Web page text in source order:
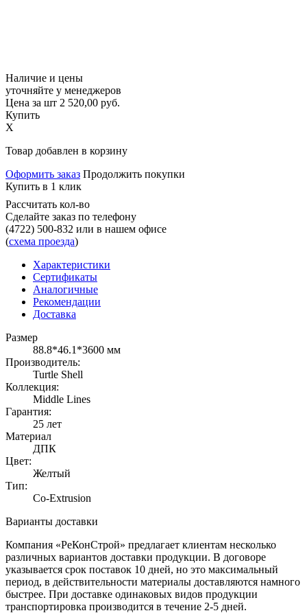
Наличие и цены
уточняйте у менеджеров
Цена за шт 2 520,00 руб.
Купить
X
Товар добавлен в корзину
Оформить заказ Продолжить покупки
Купить в 1 клик
Рассчитать кол-во
Сделайте заказ по телефону
(4722) 500-832 или в нашем офисе
(схема проезда)
Характеристики
Сертификаты
Аналогичные
Рекомендации
Доставка
Размер
88.8*46.1*3600 мм
Производитель:
Turtle Shell
Коллекция:
Middle Lines
Гарантия:
25 лет
Материал
ДПК
Цвет:
Желтый
Тип:
Co-Extrusion
Варианты доставки
Компания «РеКонСтрой» предлагает клиентам несколько
различных вариантов доставки продукции. В договоре
указывается срок поставок 10 дней, но это максимальный
период, в действительности материалы доставляются намного
быстрее. При доставке одинаковых видов продукции
транспортировка производится в течение 2-5 дней.